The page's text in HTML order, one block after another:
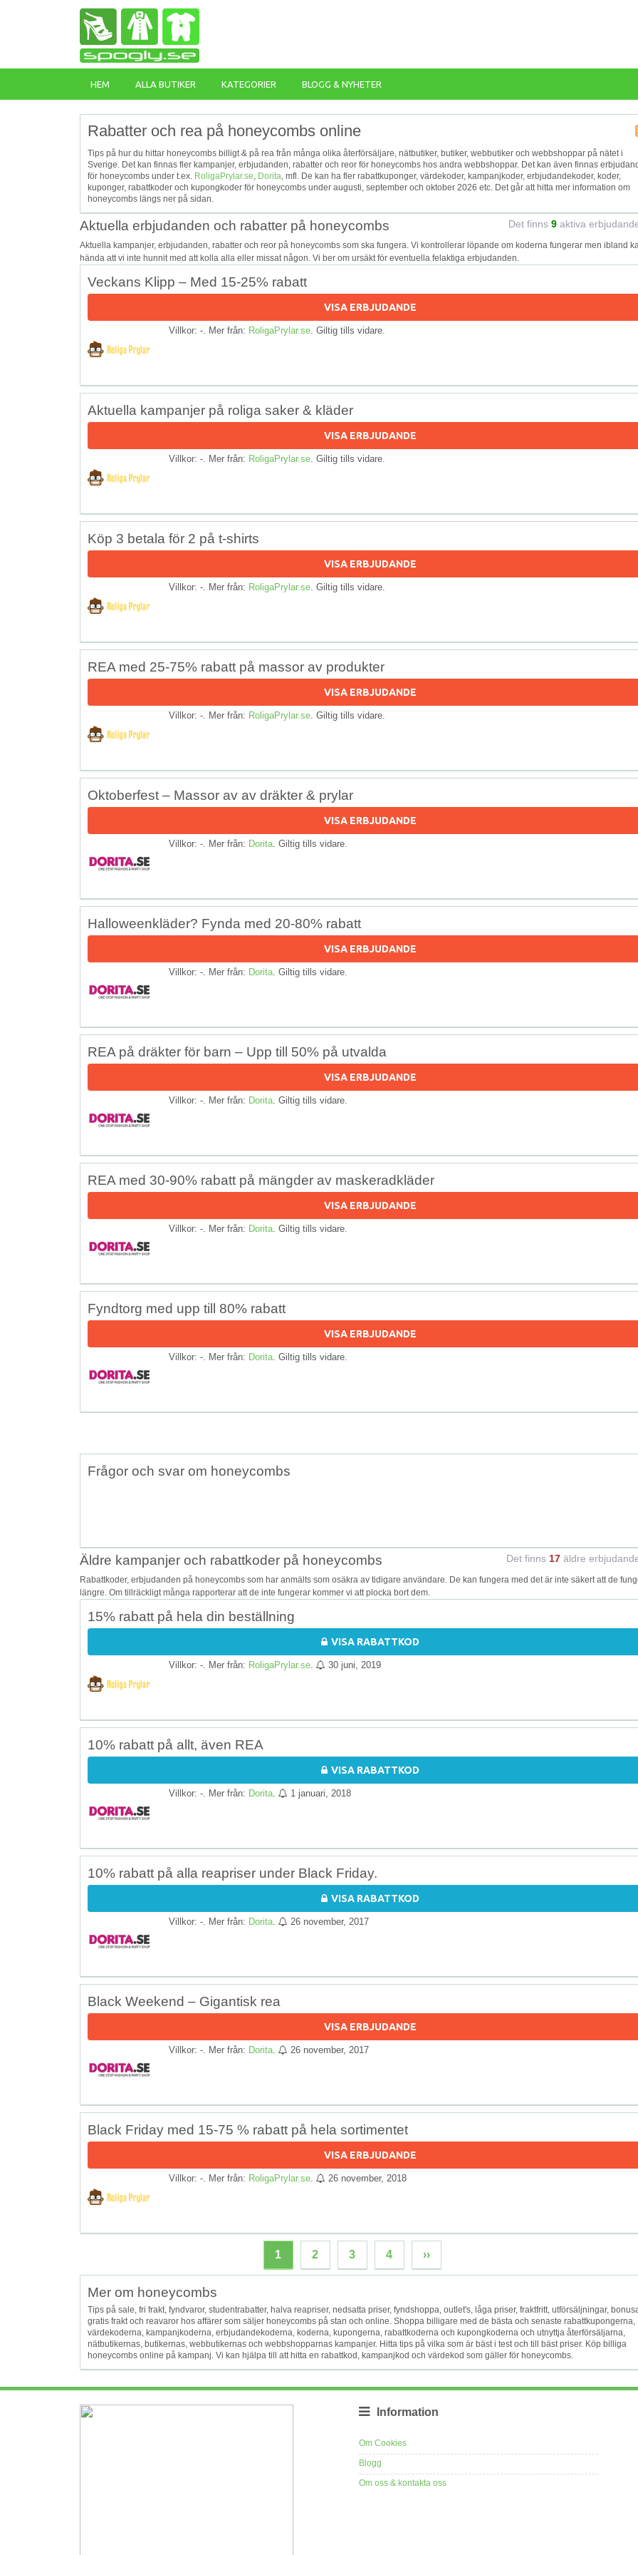
HEM ALLA BUTIKER KATEGORIER BLOGG & NYHETER
Rabatter och rea på honeycombs online
Tips på hur du hittar honeycombs billigt & på rea från många olika återförsäljare, nätbutiker, butiker, webbutiker och webbshoppar på nätet i
Sverige. Det kan finnas fler kampanjer, erbjudanden, rabatter och reor för honeycombs hos andra webbshoppar. Det kan även finnas
för honeycombs under t.ex. RoligaPrylar.se, Dorita, mfl. De kan ha fler rabattkuponger, värdekoder, kampanjkoder, erbjudandekoder, koder,
kuponger, rabattkoder och kupongkoder för honeycombs under augusti, september och oktober 2026 etc. Det går att hitta mer information om
honeycombs längs ner på sidan.
Aktuella erbjudanden och rabatter på honeycombs Det finns 9 aktiva
Aktuella kampanjer, erbjudanden, rabatter och reor på honeycombs som ska fungera. Vi kontrollerar löpande om koderna fungerar men ibland
hända att vi inte hunnit med att kolla alla eller missat någon. Vi ber om ursäkt för eventuella felaktiga erbjudanden.
Veckans Klipp – Med 15-25% rabatt
VISA ERBJUDANDE
Villkor: -. Mer från: RoligaPrylar.se . Giltig tills vidare.
Aktuella kampanjer på roliga saker & kläder
VISA ERBJUDANDE
Villkor: -. Mer från: RoligaPrylar.se . Giltig tills vidare.
Köp 3 betala för 2 på t-shirts
VISA ERBJUDANDE
Villkor: -. Mer från: RoligaPrylar.se . Giltig tills vidare.
REA med 25-75% rabatt på massor av produkter
VISA ERBJUDANDE
Villkor: -. Mer från: RoligaPrylar.se . Giltig tills vidare.
Oktoberfest – Massor av av dräkter & prylar
VISA ERBJUDANDE
Villkor: -. Mer från: Dorita . Giltig tills vidare.
Halloweenkläder? Fynda med 20-80% rabatt
VISA ERBJUDANDE
Villkor: -. Mer från: Dorita . Giltig tills vidare.
REA på dräkter för barn – Upp till 50% på utvalda
VISA ERBJUDANDE
Villkor: -. Mer från: Dorita . Giltig tills vidare.
REA med 30-90% rabatt på mängder av maskeradkläder
VISA ERBJUDANDE
Villkor: -. Mer från: Dorita . Giltig tills vidare.
Fyndtorg med upp till 80% rabatt
VISA ERBJUDANDE
Villkor: -. Mer från: Dorita . Giltig tills vidare.
Frågor och svar om honeycombs
Äldre kampanjer och rabattkoder på honeycombs Det finns 17 äldre
Rabattkoder, erbjudanden på honeycombs som har anmälts som osäkra av tidigare användare. De kan fungera med det är inte säkert att de
längre. Om tillräckligt många rapporterar att de inte fungerar kommer vi att plocka bort dem.
15% rabatt på hela din beställning
VISA RABATTKOD
Villkor: -. Mer från: RoligaPrylar.se 30 juni, 2019
10% rabatt på allt, även REA
VISA RABATTKOD
Villkor: -. Mer från: Dorita 1 januari, 2018
10% rabatt på alla reapriser under Black Friday.
VISA RABATTKOD
Villkor: -. Mer från: Dorita 26 november, 2017
Black Weekend – Gigantisk rea
VISA ERBJUDANDE
Villkor: -. Mer från: Dorita 26 november, 2017
Black Friday med 15-75 % rabatt på hela sortimentet
VISA ERBJUDANDE
Villkor: -. Mer från: RoligaPrylar.se 26 november, 2018
1 2 3 4 ››
Mer om honeycombs
Tips på sale, fri frakt, fyndvaror, studentrabatter, halva reapriser, nedsatta priser, fyndshoppa, outlet's, låga priser, fraktfritt, utförsäljningar,
gratis frakt och reavaror hos affärer som säljer honeycombs på stan och online. Shoppa billigare med de bästa och senaste rabattkupongerna,
värdekoderna, kampanjkoderna, erbjudandekoderna, koderna, kupongerna, rabattkoderna och kupongkoderna och utnyttja återförsäljarna,
nätbutikernas, butikernas, webbutikernas och webbshopparnas kampanjer. Hitta tips på vilka som är bäst i test och till bäst priser. Köp billiga
honeycombs online på kampanj. Vi kan hjälpa till att hitta en rabattkod, kampanjkod och värdekod som gäller för honeycombs.
Information
Om Cookies
Blogg
Om oss & kontakta oss